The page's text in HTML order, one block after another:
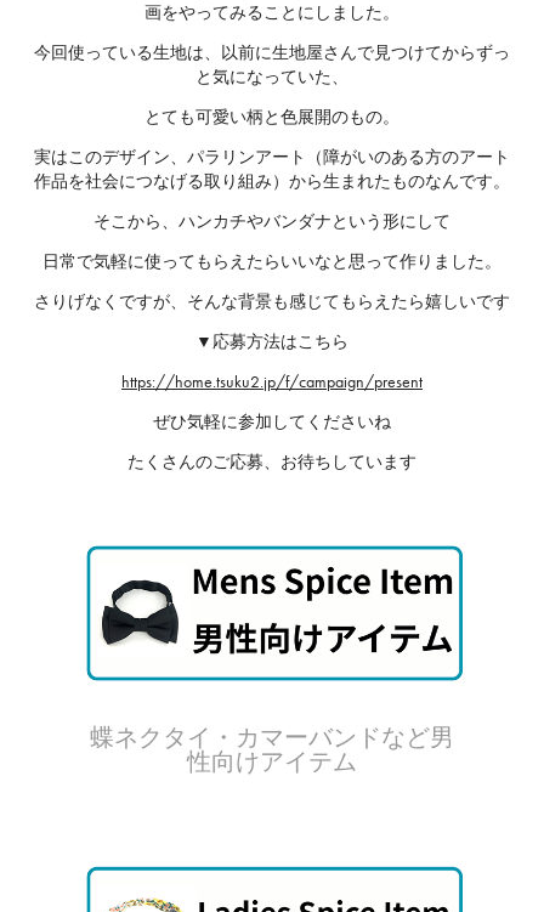
画をやってみることにしました。
今回使っている生地は、以前に生地屋さんで見つけてからずっ
と気になっていた、
とても可愛い柄と色展開のもの。
実はこのデザイン、パラリンアート（障がいのある方のアート
作品を社会につなげる取り組み）から生まれたものなんです。
そこから、ハンカチやバンダナという形にして
日常で気軽に使ってもらえたらいいなと思って作りました。
さりげなくですが、そんな背景も感じてもらえたら嬉しいです
▼応募方法はこちら
https://home.tsuku2.jp/f/campaign/present
ぜひ気軽に参加してくださいね
たくさんのご応募、お待ちしています
蝶ネクタイ・カマーバンドなど男
性向けアイテム